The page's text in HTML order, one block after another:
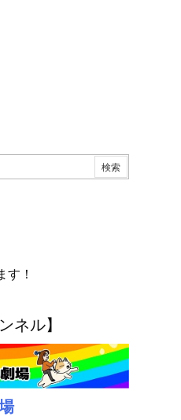
す！
ネル】